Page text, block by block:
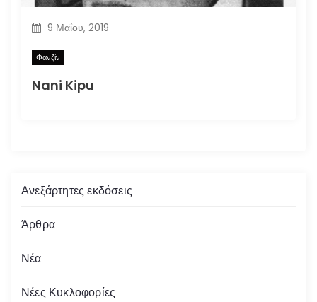
9 Μαΐου, 2019
Φανζίν
Nani Kipu
Ανεξάρτητες εκδόσεις
Άρθρα
Νέα
Νέες Κυκλοφορίες